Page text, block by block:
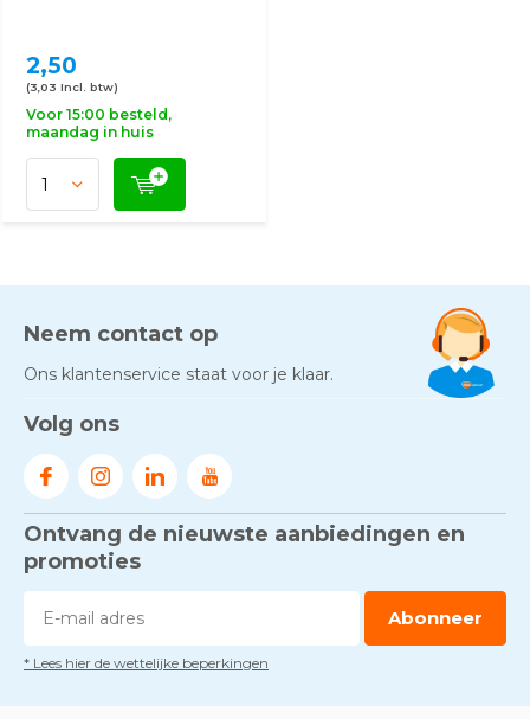
2,50
(3,03 Incl. btw)
Voor 15:00 besteld,
maandag in huis
Neem contact op
Ons klantenservice staat voor je klaar.
Volg ons
Ontvang de nieuwste aanbiedingen en
promoties
Abonneer
* Lees hier de wettelijke beperkingen